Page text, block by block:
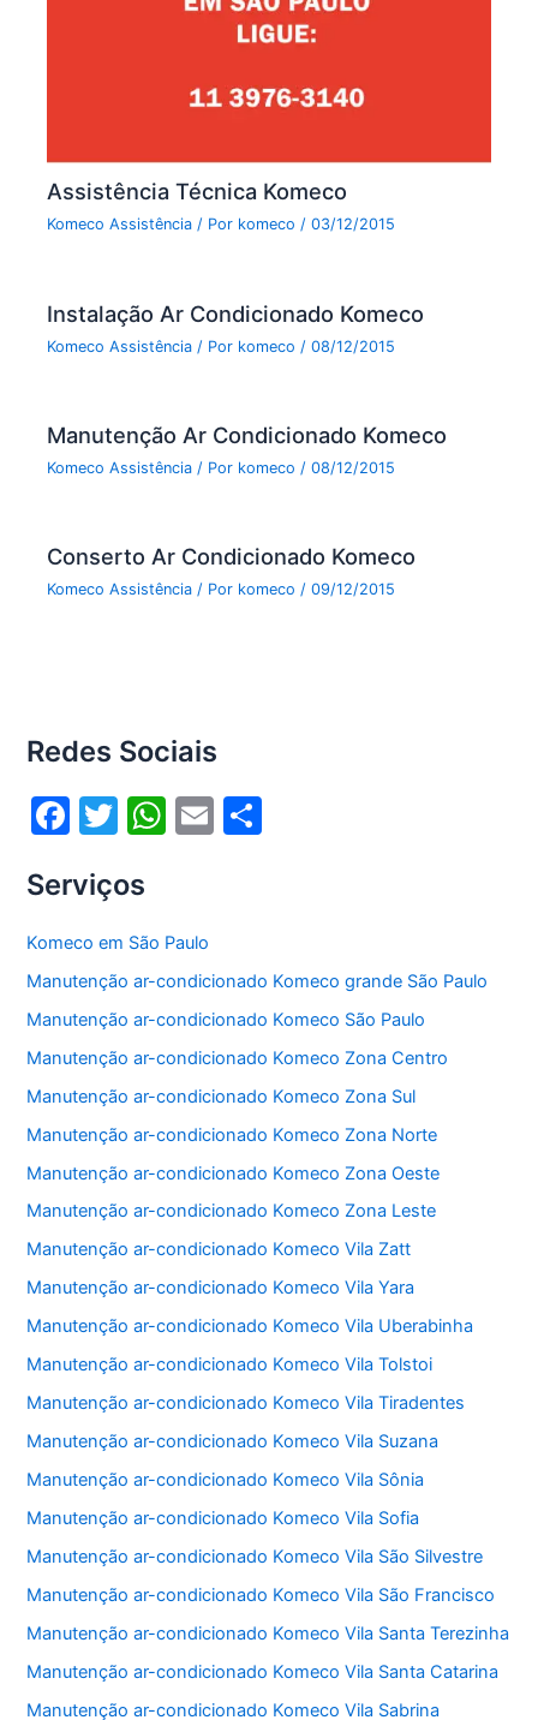
Assistência Técnica Komeco
Komeco Assistência / Por komeco/03/12/2015
Instalação Ar Condicionado Komeco
Komeco Assistência / Por komeco /08/12/2015
Manutenção Ar Condicionado Komeco
Komeco Assistência / Por komeco /08/12/2015
Conserto Ar Condicionado Komeco
Komeco Assistência / Por komeco/09/12/2015
Redes Sociais
F
c
e
b
o
o
k
T
itt
er
W
s
A
p
p
E
Serviços
Komeco em São Paulo
Manutenção ar-condicionado Komeco grande São Paulo
Manutenção ar-condicionado Komeco São Paulo
Manutenção ar-condicionado Komeco Zona Centro
Manutenção ar-condicionado Komeco Zona Sul
Manutenção ar-condicionado Komeco Zona Norte
Manutenção ar-condicionado Komeco Zona Oeste
Manutenção ar-condicionado Komeco Zona Leste
Manutenção ar-condicionado Komeco Vila Zatt
Manutenção ar-condicionado Komeco Vila Yara
Manutenção ar-condicionado Komeco Vila Uberabinha
Manutenção ar-condicionado Komeco Vila Tolstoi
Manutenção ar-condicionado Komeco Vila Tiradentes
Manutenção ar-condicionado Komeco Vila Suzana
Manutenção ar-condicionado Komeco Vila Sônia
Manutenção ar-condicionado Komeco Vila Sofia
Manutenção ar-condicionado Komeco Vila São Silvestre
Manutenção ar-condicionado Komeco Vila São Francisco
Manutenção ar-condicionado Komeco Vila Santa Terezinha
Manutenção ar-condicionado Komeco Vila Santa Catarina
Manutenção ar-condicionado Komeco Vila Sabrina